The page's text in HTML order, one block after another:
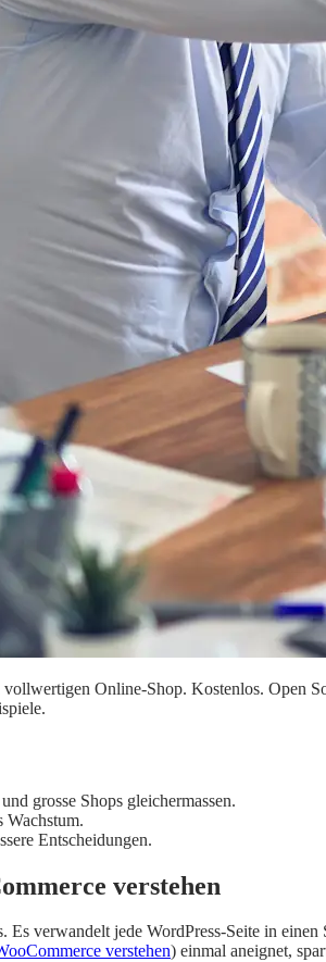
vollwertigen Online-Shop. Kostenlos. Open
grosse Shops gleichermassen.
Wachstum.
Entscheidungen.
verstehen
Es verwandelt jede WordPress-Seite in
verstehen) einmal aneignet,